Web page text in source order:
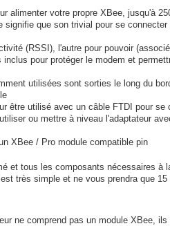
alimenter votre propre XBee, jusqu'à
signifie que son trivial pour se
(RSSI), l'autre pour pouvoir
pour protéger le modem et
utilisées sont sorties le long du
être utilisé avec un câble FTDI pour
ou mettre à niveau l'adaptateur
XBee / Pro module compatible pin
et tous les composants nécessaires à
très simple et ne vous prendra que
ne comprend pas un module XBee,